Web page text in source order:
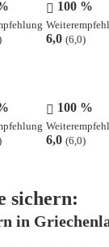
100 %
6,0 (6,0)
100 %
6,0 (6,0)
sichern:
in